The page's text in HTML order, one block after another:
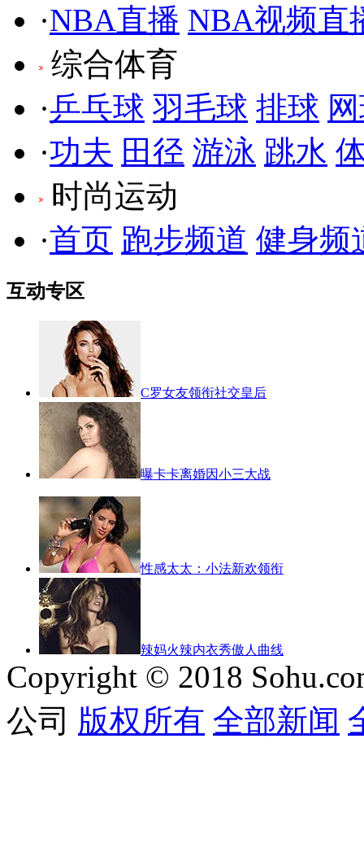
·NBA直播 NBA视频直
综合体育
·乒乓球 羽毛球 排球
·功夫 田径 游泳 跳水
时尚运动
·首页 跑步频道 健身频
互动专区
C罗女友领衔社交皇后
曝卡卡离婚因小三大战
性感太太：小法新欢领衔
辣妈火辣内衣秀傲人曲线
Copyright © 2018
公司 版权所有 全部新闻